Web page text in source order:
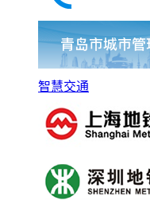
智慧交通